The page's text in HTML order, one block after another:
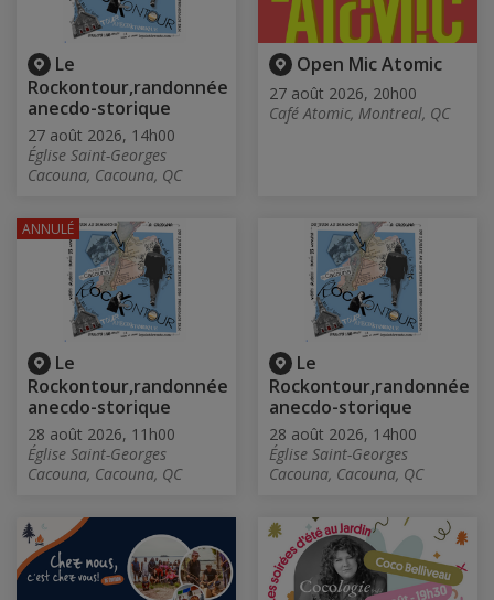
Le
Rockontour,randonnée
anecdo-storique
27 août 2026, 14h00
Église Saint-Georges
Cacouna, Cacouna, QC
Open Mic Atomic
27 août 2026, 20h00
Café Atomic, Montreal, QC
Le
Rockontour,randonnée
anecdo-storique
28 août 2026, 11h00
Église Saint-Georges
Cacouna, Cacouna, QC
ANNULÉ
Le
Rockontour,randonnée
anecdo-storique
28 août 2026, 14h00
Église Saint-Georges
Cacouna, Cacouna, QC